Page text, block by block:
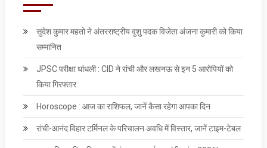
सुदेश कुमार महतो ने अंतरराष्ट्रीय वुशु पदक विजेता अंजना कुमारी को किया
सम्मानित
JPSC परीक्षा धांधली : CID ने रांची और लखनऊ से इन 5 आरोपियों को
किया गिरफ्तार
Horoscope : आज का राशिफल, जानें कैसा रहेगा आपका दिन
रांची-आनंद विहार टर्मिनल के परिचालन अवधि में विस्तार, जानें टाइम-टेबल